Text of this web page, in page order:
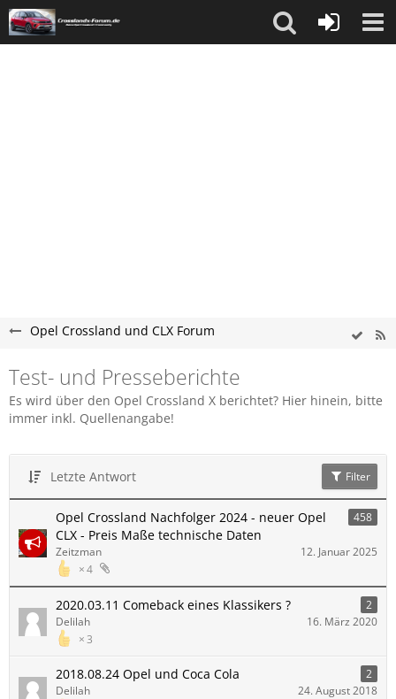
Opel Crossland und CLX Forum
Test- und Presseberichte
Es wird über den Opel Crossland X berichtet? Hier hinein, bitte
immer inkl. Quellenangabe!
Letzte Antwort Filter
Opel Crossland Nachfolger 2024 - neuer Opel
CLX - Preis Maße technische Daten
458
4
Zeitzman 12. Januar 2025
2020.03.11 Comeback eines Klassikers ? 2
3
Delilah 16. März 2020
2018.08.24 Opel und Coca Cola 2
Delilah 24. August 2018